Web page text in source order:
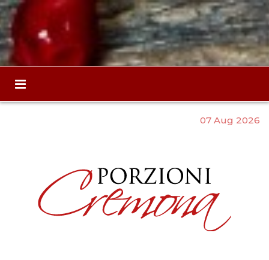
07 Aug 2026